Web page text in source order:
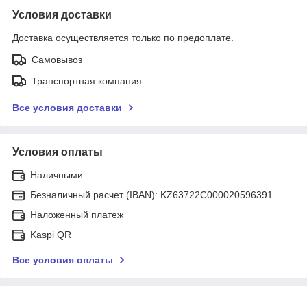
Условия доставки
Доставка осуществляется только по предоплате.
Самовывоз
Транспортная компания
Все условия доставки
Условия оплаты
Наличными
Безналичный расчет (IBAN): KZ63722C000020596391
Наложенный платеж
Kaspi QR
Все условия оплаты